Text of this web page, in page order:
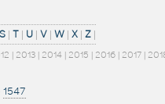
S |T | U |V |W |X |Z |
| 2013| 2014| 2015 | 2016| 2017|
1547